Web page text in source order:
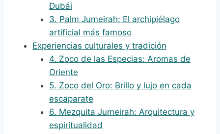
Dubái
3. Palm Jumeirah: El archipiélago
artificial más famoso
Experiencias culturales y tradición
4. Zoco de las Especias: Aromas de
Oriente
5. Zoco del Oro: Brillo y lujo en cada
escaparate
6. Mezquita Jumeirah: Arquitectura y
espiritualidad